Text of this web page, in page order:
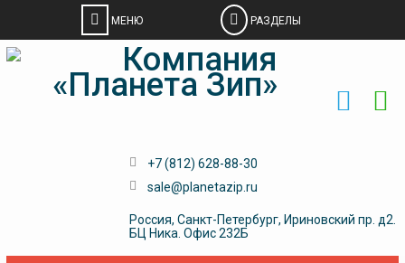
Skip
+7 (812) 628-88-30
sale@planetazip.ru
Россия, Санкт-Петербург, Ириновский пр. д2.
БЦ Ника. Офис 232Б